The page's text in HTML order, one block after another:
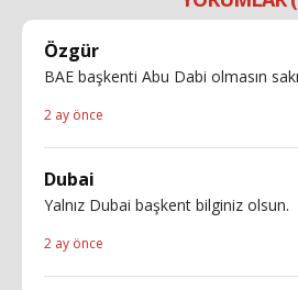
Özgür
BAE başkenti Abu Dabi olmasın
2 ay önce
Dubai
Yalnız Dubai başkent bilginiz olsun.
2 ay önce